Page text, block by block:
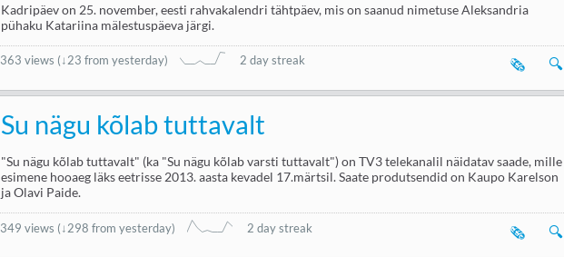
Kadripäev on 25. november, eesti rahvakalendri tähtpäev, mis on saanud nimetuse Aleksandria
pühaku Katariina mälestuspäeva järgi.
363 views (↓23 from yesterday) 2 day streak 🔍
🗞️
Su nägu kõlab tuttavalt
"Su nägu kõlab tuttavalt" (ka "Su nägu kõlab varsti tuttavalt") on TV3 telekanalil näidatav saade, mille
esimene hooaeg läks eetrisse 2013. aasta kevadel 17.märtsil. Saate produtsendid on Kaupo Karelson
ja Olavi Paide.
349 views (↓298 from yesterday) 2 day streak 🔍
🗞️